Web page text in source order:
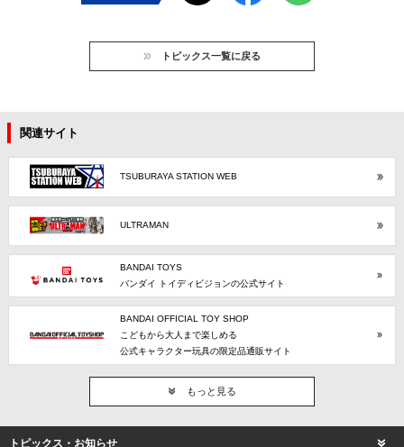
トピックス一覧に戻る
関連サイト
TSUBURAYA STATION WEB
ULTRAMAN
BANDAI TOYS
バンダイ トイディビジョンの公式サイト
BANDAI OFFICIAL TOY SHOP
こどもから大人まで楽しめる
公式キャラクター玩具の限定品通販サイト
もっと見る
トピックス・お知らせ